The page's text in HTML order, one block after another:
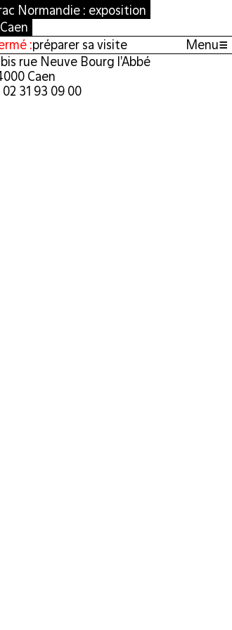
Normandie : exposition
:préparer sa visite Menu≡
rue Neuve Bourg l'Abbé
Caen
02 31 93 09 00